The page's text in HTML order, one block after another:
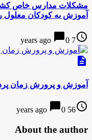
مشکلات مدارس خاص
آموزش به کودکان معلول
access_time
7 years ago
chat_bubble0
description
آموزش و پرورش زمان
access_time
56 years ago
chat_bubble0
About the author